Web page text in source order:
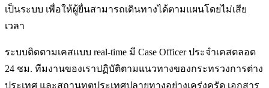
เป็นระบบ เพื่อให้ผู้ยื่นสามารถเดินทางได้ตามแผนโดยไม่เสีย
เวลา
ระบบติดตามเคสแบบ real-time มี Case Officer ประจำเคสตลอด
24 ชม. ทีมงานของเราปฏิบัติตามแนวทางของกระทรวงการต่าง
ประเทศ และสถานทูตประเทศปลายทางอย่างเคร่งครัด เอกสาร